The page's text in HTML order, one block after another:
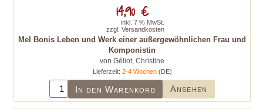
Mel Bonis Leben und Werk einer außergewöhnlichen Frau und
Komponistin
von Géliot, Christine
Lieferzeit: 2-4 Wochen(DE)
In den Warenkorb Ansehen
14,90 €
inkl. 7 % MwSt.
zzgl. Versandkosten